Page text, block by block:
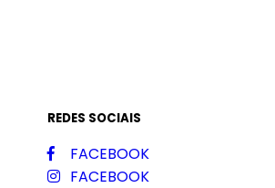
REDES SOCIAIS
FACEBOOK
FACEBOOK